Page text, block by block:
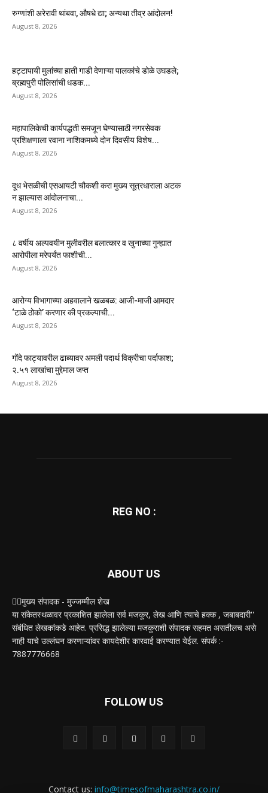
रुग्णांशी अरेरावी थांबवा, औषधे द्या; अन्यथा तीव्र आंदोलन!
August 8, 2026
हट्टापायी मुलांच्या हाती गाडी देणाऱ्या पालकांचे डोळे उघडले;
ब्रह्मपुरी पोलिसांची धडक...
August 8, 2026
महापालिकेची कार्यपद्धती समजून घेण्यासाठी नगरसेवक
प्रशिक्षणाला रवाना नाशिकमध्ये दोन दिवसीय विशेष...
August 8, 2026
दूध भेसळीची एसआयटी चौकशी करा मुख्य सूत्रधाराला अटक
न झाल्यास आंदोलनाचा...
August 8, 2026
८ वर्षीय अल्पवयीन मुलीवरील बलात्कार व खुनाच्या गुन्ह्यात
आरोपीला मरेपर्यंत फाशीची...
August 8, 2026
आरोग्य विभागाच्या अहवालाने खळबळ: आजी-माजी आमदार
‘टाळे ठोको’ करणार की प्रकल्पाची...
August 8, 2026
गोंदे फाट्यावरील ढाब्यावर अमली पदार्थ विक्रीचा पर्दाफाश;
२.५१ लाखांचा मुद्देमाल जप्त
August 8, 2026
REG NO :
ABOUT US
✍🏻मुख्य संपादक - मुज्जम्मील शेख
या संकेतस्थळावर प्रकाशित झालेला सर्व मजकूर, लेख आणि त्याचे हक्क , जबाबदारी''
संबंधित लेखकांकडे आहेत. प्रसिद्ध झालेल्या मजकुराशी संपादक सहमत असतीलच असे
नाही याचे उल्लंघन करणाऱ्यांवर कायदेशीर कारवाई करण्यात येईल. संपर्क :-
7887776668
FOLLOW US
Contact us: info@timesofmaharashtra.co.in/